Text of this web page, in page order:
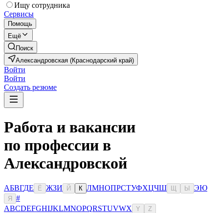
Ищу сотрудника
Сервисы
Помощь
Ещё
Поиск
Александровская (Краснодарский край)
Войти
Войти
Создать резюме
Работа и вакансии
по профессии в
Александровской
АБВГДЕ Ё ЖЗИ Й К ЛМНОПРСТУФХЦЧШ Ы ЭЮ
Я
#
ABCDEFGHIJKLMNOPQRSTUVWX Y Z